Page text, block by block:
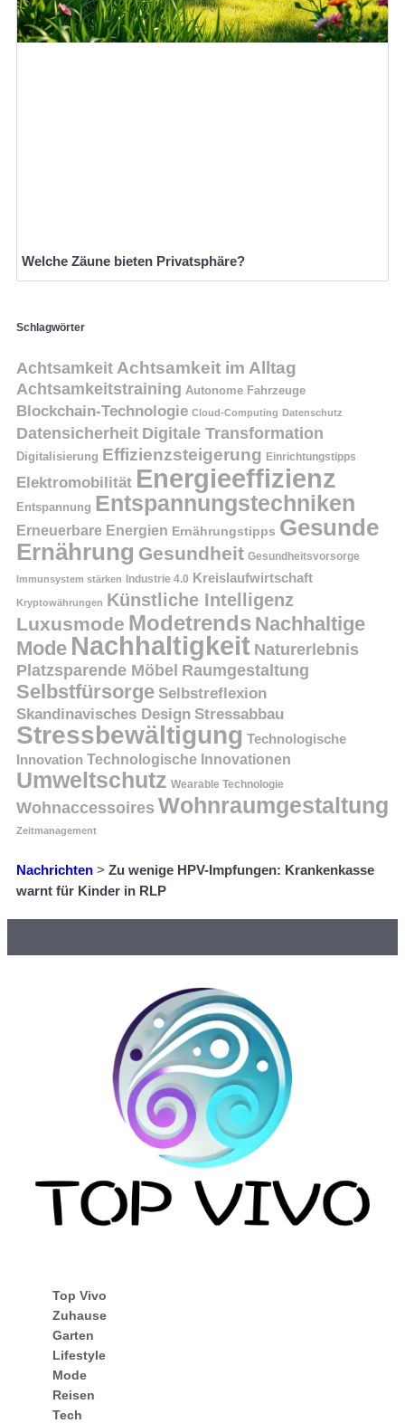
Welche Zäune bieten Privatsphäre?
Schlagwörter
Achtsamkeit Achtsamkeit im Alltag
Achtsamkeitstraining Autonome Fahrzeuge
Blockchain-Technologie Cloud-Computing Datenschutz
Datensicherheit Digitale Transformation
Digitalisierung Effizienzsteigerung Einrichtungstipps
Elektromobilität Energieeffizienz
Entspannung Entspannungstechniken
Erneuerbare Energien Ernährungstipps Gesunde
Ernährung Gesundheit Gesundheitsvorsorge
Immunsystem stärken Industrie 4.0 Kreislaufwirtschaft
Kryptowährungen Künstliche Intelligenz
Luxusmode Modetrends Nachhaltige
Mode Nachhaltigkeit Naturerlebnis
Platzsparende Möbel Raumgestaltung
Selbstfürsorge Selbstreflexion
Skandinavisches Design Stressabbau
Stressbewältigung Technologische
Innovation Technologische Innovationen
Umweltschutz Wearable Technologie
Wohnaccessoires Wohnraumgestaltung
Zeitmanagement
Nachrichten > Zu wenige HPV-Impfungen: Krankenkasse
warnt für Kinder in RLP
Top Vivo
Zuhause
Garten
Lifestyle
Mode
Reisen
Tech